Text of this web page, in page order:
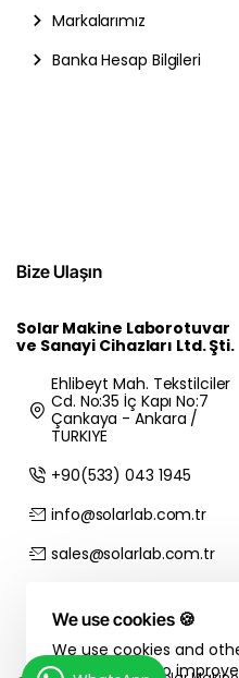
We use cookies 🍪
We use cookies and
technologies to
Markalarımız
Banka Hesap Bilgileri
Bize Ulaşın
Solar Makine Laborotuvar
ve Sanayi Cihazları Ltd. Şti.
Ehlibeyt Mah. Tekstilciler
Cd. No:35 İç Kapı No:7
Çankaya - Ankara /
TURKIYE
+90(533) 043 1945
info@solarlab.com.tr
sales@solarlab.com.tr